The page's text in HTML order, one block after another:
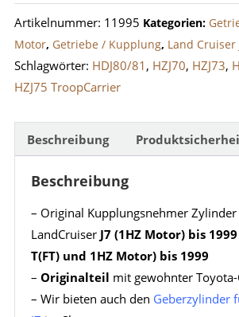
LandCruiser
J7
J8
bis
1999
Artikelnummer: 11995 Kategorien:
Motor, Getriebe / Kupplung, Land Cruiser
Schlagwörter: HDJ80/81 , HZJ70, HZJ73,
HZJ75 TroopCarrier
Beschreibung
Beschreibung
– Original Kupplungsnehmer
LandCruiser J7 (1HZ Motor) bis 1999
T(FT) und 1HZ Motor) bis 1999
– Originalteil mit gewohnter
– Wir bieten auch den Geberzylinder